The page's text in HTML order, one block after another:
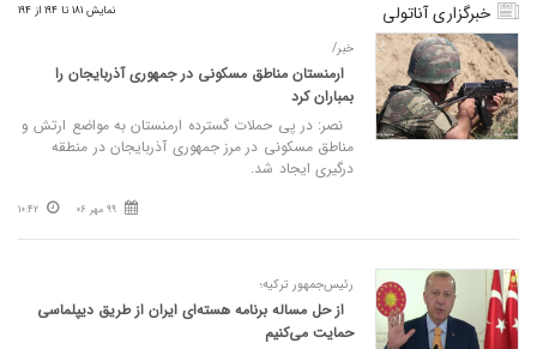
خبرگزاری آناتولی نمایش 181 تا 194 از 194
خبر/
ارمنستان مناطق مسکونی در جمهوری آذربایجان را
بمباران کرد
نصر: در پی حملات گسترده ارمنستان به مواضع ارتش و
مناطق مسکونی در مرز جمهوری آذربایجان در منطقه
درگیری ایجاد شد.
99 مهر 06 10:42
رئیس‌جمهور ترکیه؛
از حل مساله برنامه هسته‌ای ایران از طریق دیپلماسی
حمایت می‌کنیم